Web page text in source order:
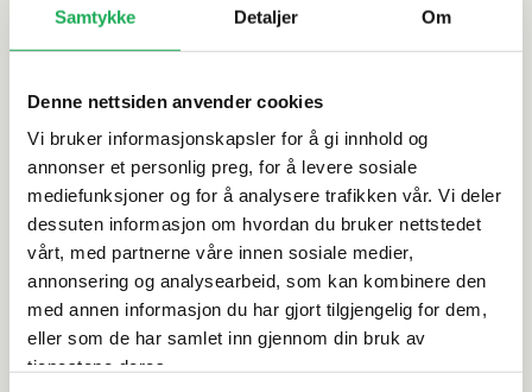
Samtykke Detaljer Om
Denne nettsiden anvender cookies
Vi bruker informasjonskapsler for å gi innhold og
annonser et personlig preg, for å levere sosiale
mediefunksjoner og for å analysere trafikken vår. Vi deler
dessuten informasjon om hvordan du bruker nettstedet
vårt, med partnerne våre innen sosiale medier,
annonsering og analysearbeid, som kan kombinere den
med annen informasjon du har gjort tilgjengelig for dem,
eller som de har samlet inn gjennom din bruk av
tjenestene deres.
bidra til å oppnå poeng i
avfallshåndtering. Ved å
grønnere fremtid.
Fliser fra Flisekompaniet
er godkjent for bruk i
svanemerkede bygg, noe
som sikrer at de oppfyller
strenge krav til miljø, helse
og kvalitet. Svanemerket
garanterer at produktene
bidrar til et bærekraftig
byggeprosjekt med
redusert miljøpåvirkning.